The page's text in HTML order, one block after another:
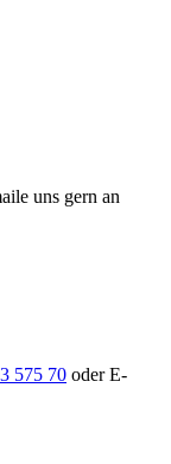
uns gern an
575 70 oder E-